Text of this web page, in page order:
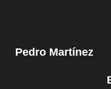
Pedro Martínez